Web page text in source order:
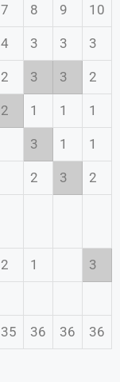
7 8 9 10
4 3 3 3
2 3 3 2
2 1 1 1
3 1 1
2 3 2
2 1 3
35 36 36 36